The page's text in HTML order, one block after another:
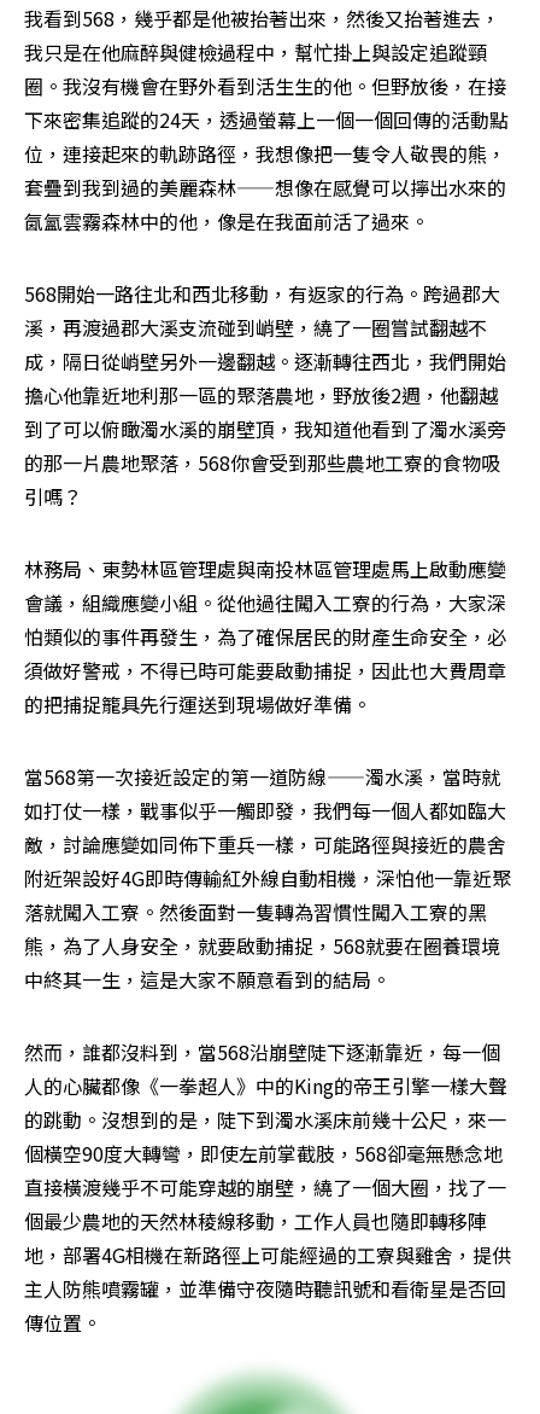
我看到568，幾乎都是他被抬著出來，然後又抬著進去，
我只是在他麻醉與健檢過程中，幫忙掛上與設定追蹤頸
圈。我沒有機會在野外看到活生生的他。但野放後，在接
下來密集追蹤的24天，透過螢幕上一個一個回傳的活動點
位，連接起來的軌跡路徑，我想像把一隻令人敬畏的熊，
套疊到我到過的美麗森林——想像在感覺可以擰出水來的
氤氳雲霧森林中的他，像是在我面前活了過來。
568開始一路往北和西北移動，有返家的行為。跨過郡大
溪，再渡過郡大溪支流碰到峭壁，繞了一圈嘗試翻越不
成，隔日從峭壁另外一邊翻越。逐漸轉往西北，我們開始
擔心他靠近地利那一區的聚落農地，野放後2週，他翻越
到了可以俯瞰濁水溪的崩壁頂，我知道他看到了濁水溪旁
的那一片農地聚落，568你會受到那些農地工寮的食物吸
引嗎？
林務局、東勢林區管理處與南投林區管理處馬上啟動應變
會議，組織應變小組。從他過往闖入工寮的行為，大家深
怕類似的事件再發生，為了確保居民的財產生命安全，必
須做好警戒，不得已時可能要啟動捕捉，因此也大費周章
的把捕捉籠具先行運送到現場做好準備。
當568第一次接近設定的第一道防線——濁水溪，當時就
如打仗一樣，戰事似乎一觸即發，我們每一個人都如臨大
敵，討論應變如同佈下重兵一樣，可能路徑與接近的農舍
附近架設好4G即時傳輸紅外線自動相機，深怕他一靠近聚
落就闖入工寮。然後面對一隻轉為習慣性闖入工寮的黑
熊，為了人身安全，就要啟動捕捉，568就要在圈養環境
中終其一生，這是大家不願意看到的結局。
然而，誰都沒料到，當568沿崩壁陡下逐漸靠近，每一個
人的心臟都像《一拳超人》中的King的帝王引擎一樣大聲
的跳動。沒想到的是，陡下到濁水溪床前幾十公尺，來一
個橫空90度大轉彎，即使左前掌截肢，568卻毫無懸念地
直接橫渡幾乎不可能穿越的崩壁，繞了一個大圈，找了一
個最少農地的天然林稜線移動，工作人員也隨即轉移陣
地，部署4G相機在新路徑上可能經過的工寮與雞舍，提供
主人防熊噴霧罐，並準備守夜隨時聽訊號和看衛星是否回
傳位置。